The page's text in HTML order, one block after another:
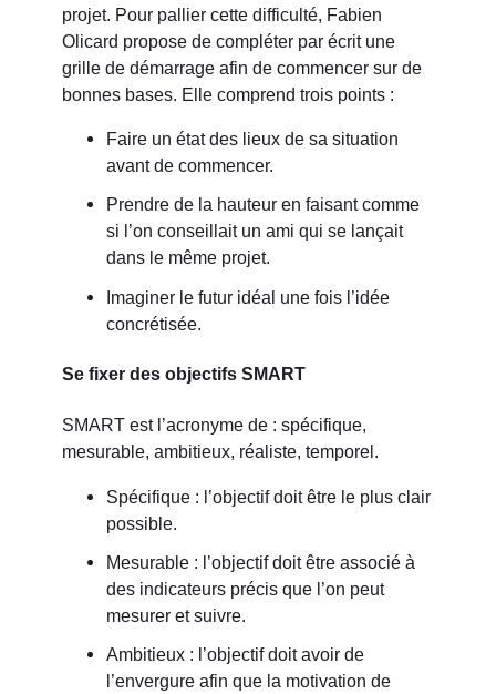
projet. Pour pallier cette difficulté, Fabien
Olicard propose de compléter par écrit une
grille de démarrage afin de commencer sur de
bonnes bases. Elle comprend trois points :
Faire un état des lieux de sa situation
avant de commencer.
Prendre de la hauteur en faisant comme
si l’on conseillait un ami qui se lançait
dans le même projet.
Imaginer le futur idéal une fois l’idée
concrétisée.
Se fixer des objectifs SMART
SMART est l’acronyme de : spécifique,
mesurable, ambitieux, réaliste, temporel.
Spécifique : l’objectif doit être le plus clair
possible.
Mesurable : l’objectif doit être associé à
des indicateurs précis que l’on peut
mesurer et suivre.
Ambitieux : l’objectif doit avoir de
l’envergure afin que la motivation de